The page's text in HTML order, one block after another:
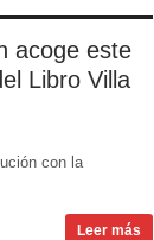
acoge este
Libro Villa
con la
Leer más